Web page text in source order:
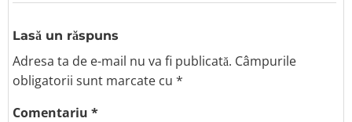
Lasă un răspuns
Adresa ta de e-mail nu va fi publicată. Câmpurile
obligatorii sunt marcate cu *
Comentariu *